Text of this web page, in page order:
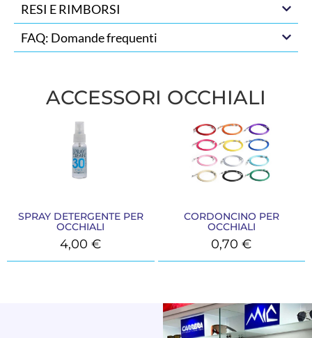
RESI E RIMBORSI
FAQ: Domande frequenti
ACCESSORI OCCHIALI
SPRAY DETERGENTE PER
OCCHIALI
4,00€
CORDONCINO PER
OCCHIALI
0,70€